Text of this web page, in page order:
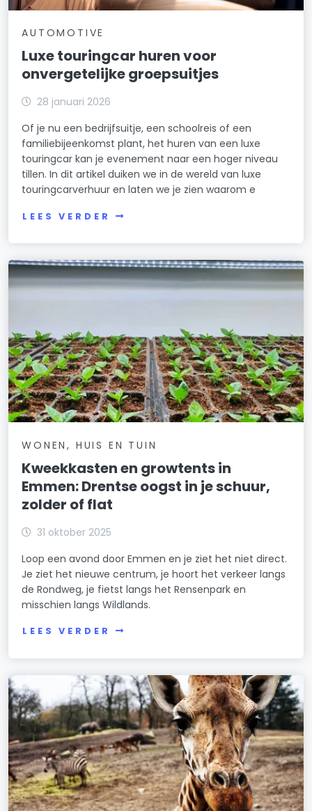
AUTOMOTIVE
Luxe touringcar huren voor
onvergetelijke groepsuitjes
28 januari 2026
Of je nu een bedrijfsuitje, een schoolreis of een
familiebijeenkomst plant, het huren van een luxe
touringcar kan je evenement naar een hoger niveau
tillen. In dit artikel duiken we in de wereld van luxe
touringcarverhuur en laten we je zien waarom e
LEES VERDER
WONEN, HUIS EN TUIN
Kweekkasten en growtents in
Emmen: Drentse oogst in je schuur,
zolder of flat
31 oktober 2025
Loop een avond door Emmen en je ziet het niet direct.
Je ziet het nieuwe centrum, je hoort het verkeer langs
de Rondweg, je fietst langs het Rensenpark en
misschien langs Wildlands.
LEES VERDER